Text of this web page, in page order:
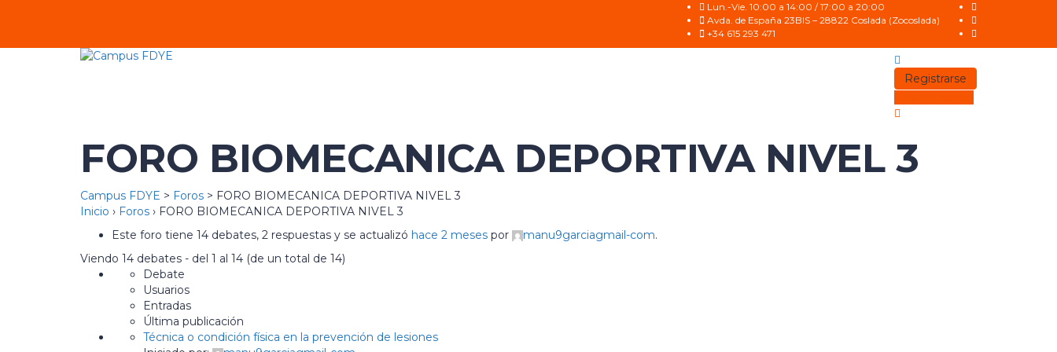
Lun.-Vie. 10:00 a 14:00 / 17:00 a 20:00
Avda. de España 23BIS – 28822 Coslada (Zocoslada)
+34 615 293 471
Registrarse
FORO BIOMECANICA DEPORTIVA NIVEL 3
Campus FDYE > Foros > FORO BIOMECANICA DEPORTIVA NIVEL 3
Inicio › Foros › FORO BIOMECANICA DEPORTIVA NIVEL 3
Este foro tiene 14 debates, 2 respuestas y se actualizó hace 2 meses por manu9garciagmail-com.
Viendo 14 debates - del 1 al 14 (de un total de 14)
Debate
Usuarios
Entradas
Última publicación
Técnica o condición física en la prevención de lesiones